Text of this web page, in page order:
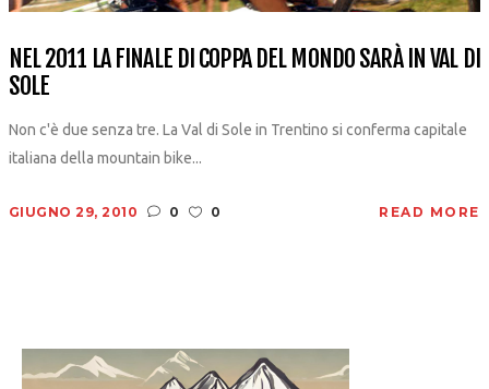
NEL 2011 LA FINALE DI COPPA DEL MONDO SARÀ IN VAL DI
SOLE
Non c'è due senza tre. La Val di Sole in Trentino si conferma capitale
italiana della mountain bike...
GIUGNO 29, 2010 0 0 READ MORE